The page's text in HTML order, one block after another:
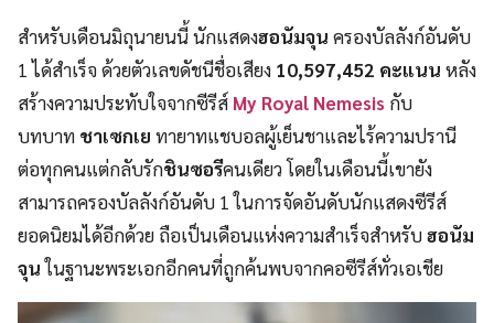
สำหรับเดือนมิถุนายนนี้ นักแสดงฮอนัมจุน ครองบัลลังก์อันดับ
1 ได้สำเร็จ ด้วยตัวเลขดัชนีชื่อเสียง 10,597,452 คะแนน หลัง
สร้างความประทับใจจากซีรีส์ My Royal Nemesis กับ
บทบาท ชาเซกเย ทายาทแชบอลผู้เย็นชาและไร้ความปรานี
ต่อทุกคนแต่กลับรักชินซอรีคนเดียว โดยในเดือนนี้เขายัง
สามารถครองบัลลังก์อันดับ 1 ในการจัดอันดับนักแสดงซีรีส์
ยอดนิยมได้อีกด้วย ถือเป็นเดือนแห่งความสำเร็จสำหรับฮอนัม
จุนในฐานะพระเอกอีกคนที่ถูกค้นพบจากคอซีรีส์ทั่วเอเชีย